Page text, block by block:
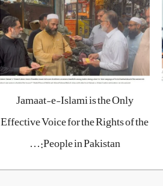
Jamaat-e-Islami is the Only
Effective Voice for the Rights of the
People in Pakistan:…